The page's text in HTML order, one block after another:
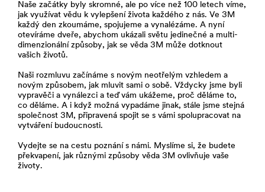
Naše začátky byly skromné, ale po více než 100 letech víme,
jak využívat vědu k vylepšení života každého z nás. Ve 3M
každý den zkoumáme, spojujeme a vynalézáme. A nyní
otevíráme dveře, abychom ukázali světu jedinečné a multi-
dimenzionální způsoby, jak se věda 3M může dotknout
vašich životů.
Naši rozmluvu začínáme s novým neotřelým vzhledem a
novým způsobem, jak mluvit sami o sobě. Vždycky jsme byli
vypravěči a vynálezci a teď vám ukážeme, proč děláme to,
co děláme. A i když možná vypadáme jinak, stále jsme stejná
společnost 3M, připravená spojit se s vámi spolupracovat na
vytváření budoucnosti.
Vydejte se na cestu poznání s námi. Myslíme si, že budete
překvapení, jak různými způsoby věda 3M ovlivňuje vaše
životy.